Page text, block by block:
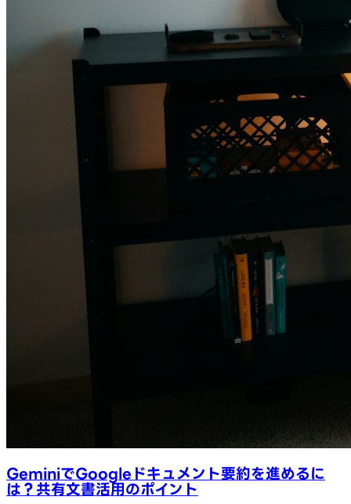
GeminiでGoogleドキュメント要約を進めるに
は？共有文書活用のポイント